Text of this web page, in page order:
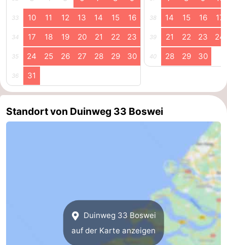
Oosterschelde
Burgh
Haamstede
Natur
van
Schouwen
Walcheren
Veere
-
Natur
-
33 10 11 12 13 14 15 16
34 17 18 19 20 21 22 23
35 24 25 26 27 28 29 30
36 31
38 14 15 16 17
39 21 22 23 24
40 28 29 30
Standort von Duinweg 33 Boswei
Duinweg 33 Boswei
auf der Karte anzeigen